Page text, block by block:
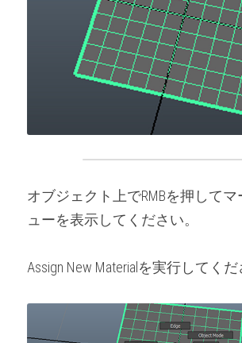
オブジェクト上でRMBを押して
ューを表示してください。
Assign New Materialを実行してくだ